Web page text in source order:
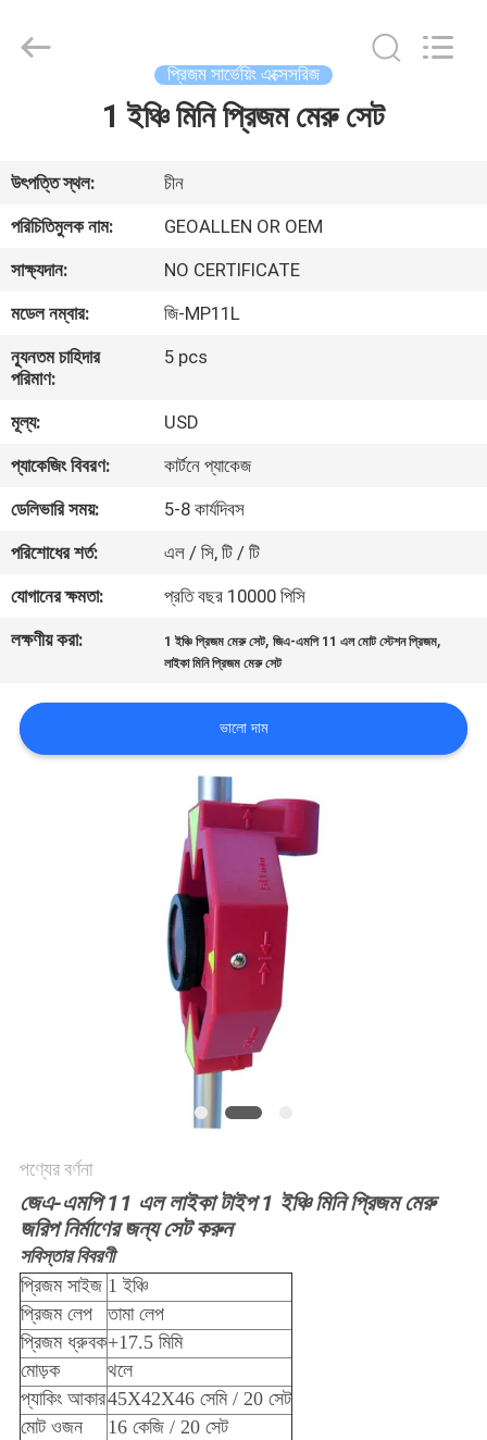
পণ্য
আমাদের
কারখানা
মান
নিয়ন্ত্রণ
যোগাযোগ
করুন
মামলা
ALLEN
CO.,LTD..
প্রিজম সার্ভেয়িং এক্সেসরিজ
1 ইঞ্চি মিনি প্রিজম মেরু সেট
উৎপত্তি স্থল:
চীন
পরিচিতিমুলক নাম:
GEOALLEN OR OEM
সাক্ষ্যদান:
NO CERTIFICATE
মডেল নম্বার:
জি-MP11L
ন্যূনতম চাহিদার
পরিমাণ:
5 pcs
মূল্য:
USD
প্যাকেজিং বিবরণ:
কার্টনে প্যাকেজ
ডেলিভারি সময়:
5-8 কার্যদিবস
পরিশোধের শর্ত:
এল / সি, টি / টি
যোগানের ক্ষমতা:
প্রতি বছর 10000 পিসি
লক্ষণীয় করা:
1 ইঞ্চি প্রিজম মেরু সেট,জিএ-এমপি 11 এল মোট স্টেশন প্রিজম,
লাইকা মিনি প্রিজম মেরু সেট
ভালো দাম
পণ্যের বর্ণনা
জেএ-এমপি 11 এল লাইকা টাইপ 1 ইঞ্চি মিনি প্রিজম মেরু
জরিপ নির্মাণের জন্য সেট করুন
সবিস্তার বিবরণী
প্রিজম সাইজ 1 ইঞ্চি
প্রিজম লেপ
তামা লেপ
প্রিজম ধ্রুবক+17.5 মিমি
মোড়ক
থলে
প্যাকিং আকার45X42X46 সেমি / 20 সেট
মোট ওজন
16 কেজি / 20 সেট